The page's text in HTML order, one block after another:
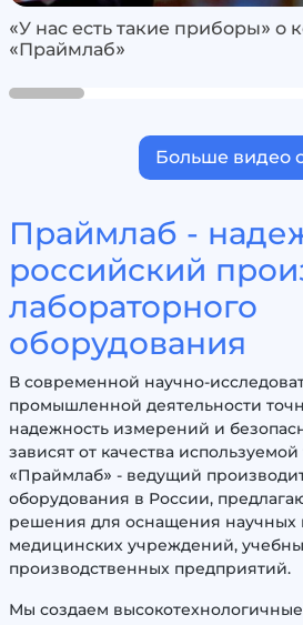
«У нас есть такие приборы»
«Праймлаб»
Больше видео
Праймлаб -
российский
лабораторного
оборудования
В современной научно-
промышленной деятельности
надежность измерений и
зависят от качества
«Праймлаб» - ведущий
оборудования в России,
решения для оснащения научных
медицинских учреждений,
производственных предприятий.
Мы создаем